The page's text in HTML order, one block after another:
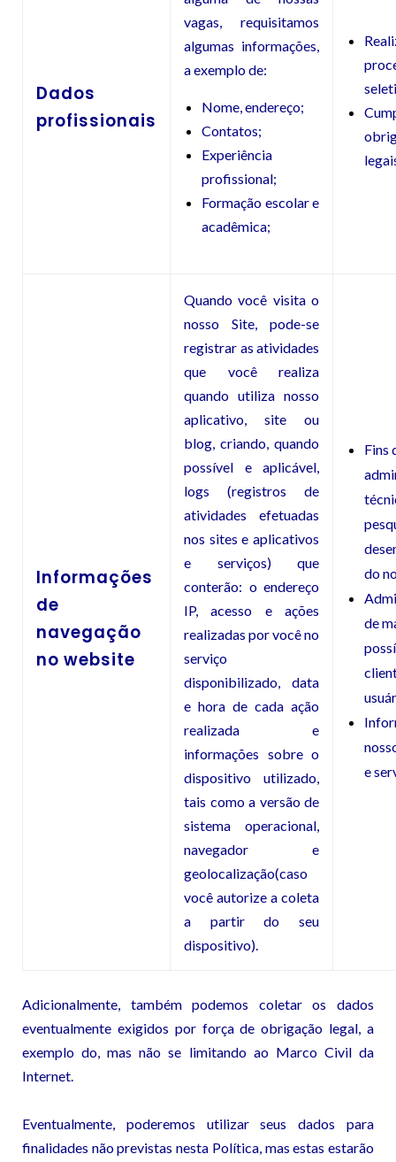
Dados
profissionais
vagas, requisitamos
algumas informações,
a exemplo de:
Nome, endereço;
Contatos;
Experiência
profissional;
Formação escolar e
acadêmica;
Informações
de
navegação
no website
Quando você visita o
nosso Site, pode-se
registrar as atividades
que você realiza
quando utiliza nosso
aplicativo, site ou
blog, criando, quando
possível e aplicável,
logs (registros de
atividades efetuadas
nos sites e aplicativos
e serviços) que
conterão: o endereço
IP, acesso e ações
realizadas por você no
serviço
disponibilizado, data
e hora de cada ação
realizada e
informações sobre o
dispositivo utilizado,
tais como a versão de
sistema operacional,
navegador e
geolocalização(caso
você autorize a coleta
a partir do seu
dispositivo).
Fins
do
de
e
Adicionalmente, também podemos coletar os dados
eventualmente exigidos por força de obrigação legal, a
exemplo do, mas não se limitando ao Marco Civil da
Internet.
Eventualmente, poderemos utilizar seus dados para
finalidades não previstas nesta Política, mas estas estarão